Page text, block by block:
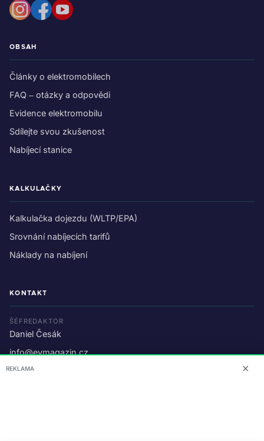
OBSAH
Články o elektromobilech
FAQ – otázky a odpovědi
Evidence elektromobilu
Sdílejte svou zkušenost
Nabíjecí stanice
KALKULAČKY
Kalkulačka dojezdu (WLTP/EPA)
Srovnání nabíjecích tarifů
Náklady na nabíjení
KONTAKT
ŠÉFREDAKTOR
Daniel Česák
info@evmagazin.cz
O nás
REKLAMA ✕